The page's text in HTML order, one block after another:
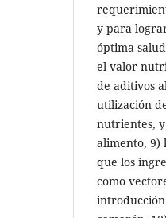
y para
óptima
el valor
de aditivos
utilización
nutrientes,
alimento, 9)
que los
como